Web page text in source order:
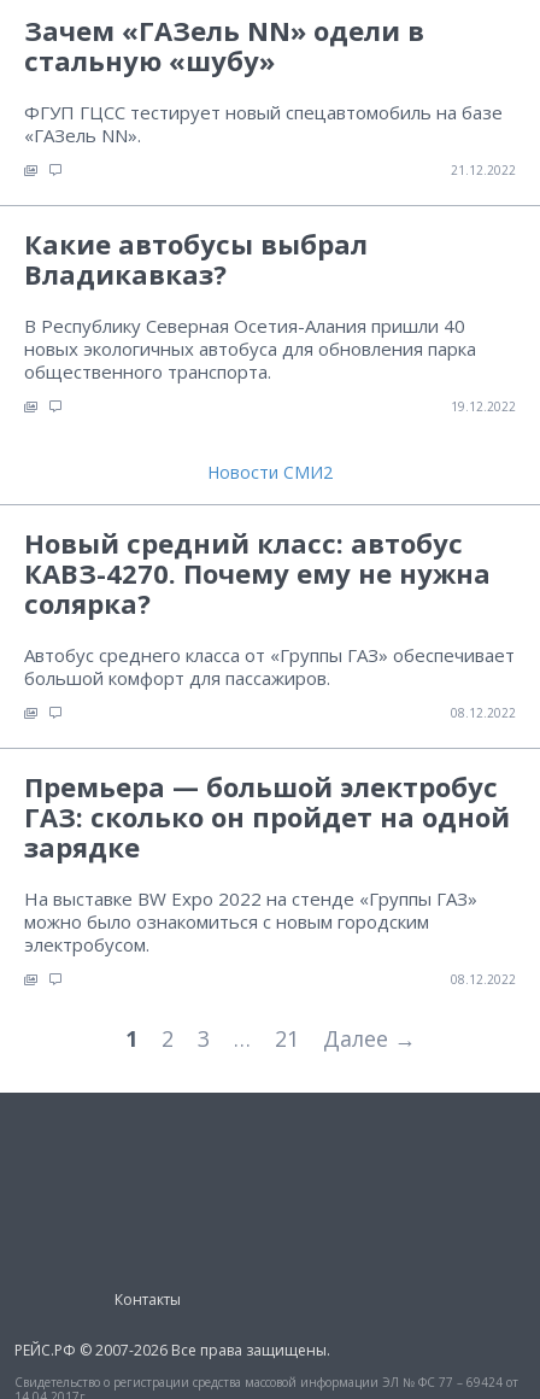
Зачем «ГАЗель NN» одели в
стальную «шубу»
ФГУП ГЦСС тестирует новый спецавтомобиль на базе
«ГАЗель NN».
21.12.2022
Какие автобусы выбрал
Владикавказ?
В Республику Северная Осетия-Алания пришли 40
новых экологичных автобуса для обновления парка
общественного транспорта.
19.12.2022
Новости СМИ2
Новый средний класс: автобус
КАВЗ-4270. Почему ему не нужна
солярка?
Автобус среднего класса от «Группы ГАЗ» обеспечивает
большой комфорт для пассажиров.
08.12.2022
Премьера — большой электробус
ГАЗ: сколько он пройдет на одной
зарядке
На выставке BW Expo 2022 на стенде «Группы ГАЗ»
можно было ознакомиться с новым городским
электробусом.
08.12.2022
1 2 3 … 21 Далее →
Контакты
РЕЙС.РФ © 2007-2026 Все права защищены.
Свидетельство о регистрации средства массовой информации ЭЛ № ФС 77 – 69424 от